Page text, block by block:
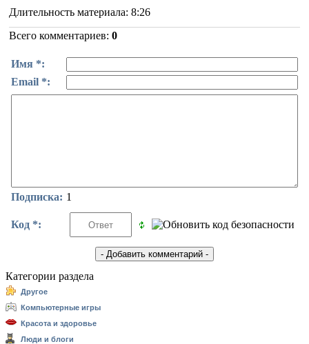
Длительность материала: 8:26
Всего комментариев: 0
Имя *:
Email *:
Подписка: 1
Код *:
Категории раздела
Другое
Компьютерные игры
Красота и здоровье
Люди и блоги